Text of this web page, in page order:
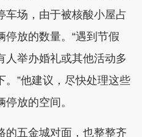
车场，由于被核酸小屋占
放的数量。“遇到节假
人举办婚礼或其他活动多
。”他建议，尽快处理这些
放的空间。
五金城对面，也整整齐